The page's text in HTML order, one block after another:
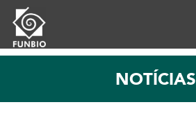
NOTÍCIAS